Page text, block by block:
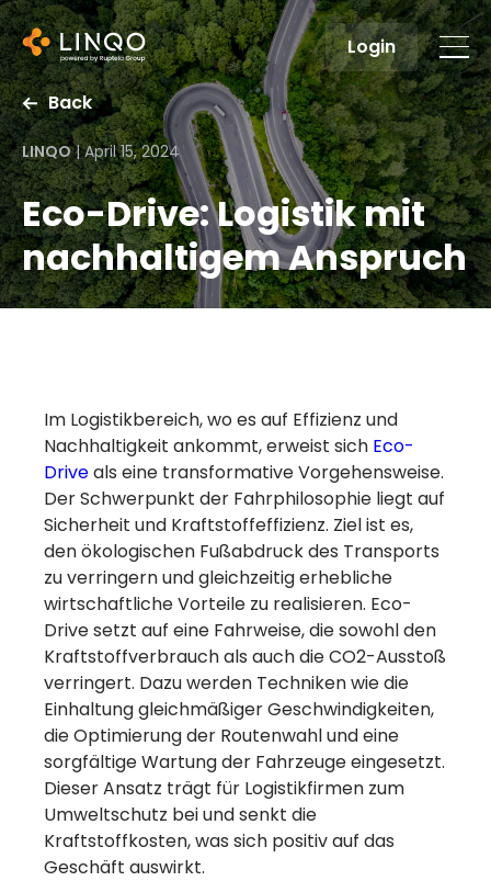
Login
Back
LINQO | April 15, 2024
Eco-Drive: Logistik mit
nachhaltigem Anspruch
Im Logistikbereich, wo es auf Effizienz und
Nachhaltigkeit ankommt, erweist sich Eco-
Driveals eine transformative Vorgehensweise.
Der Schwerpunkt der Fahrphilosophie liegt auf
Sicherheit und Kraftstoffeffizienz. Ziel ist es,
den ökologischen Fußabdruck des Transports
zu verringern und gleichzeitig erhebliche
wirtschaftliche Vorteile zu realisieren. Eco-
Drive setzt auf eine Fahrweise, die sowohl den
Kraftstoffverbrauch als auch die CO2-Ausstoß
verringert. Dazu werden Techniken wie die
Einhaltung gleichmäßiger Geschwindigkeiten,
die Optimierung der Routenwahl und eine
sorgfältige Wartung der Fahrzeuge eingesetzt.
Dieser Ansatz trägt für Logistikfirmen zum
Umweltschutz bei und senkt die
Kraftstoffkosten, was sich positiv auf das
Geschäft auswirkt.